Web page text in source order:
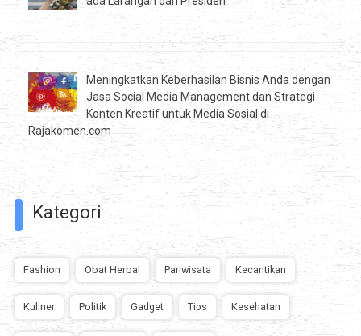
Meningkatkan Keberhasilan Bisnis Anda dengan
Jasa Social Media Management dan Strategi
Konten Kreatif untuk Media Sosial di
Rajakomen.com
Kategori
Fashion Obat Herbal Pariwisata Kecantikan
Kuliner Politik Gadget Tips Kesehatan